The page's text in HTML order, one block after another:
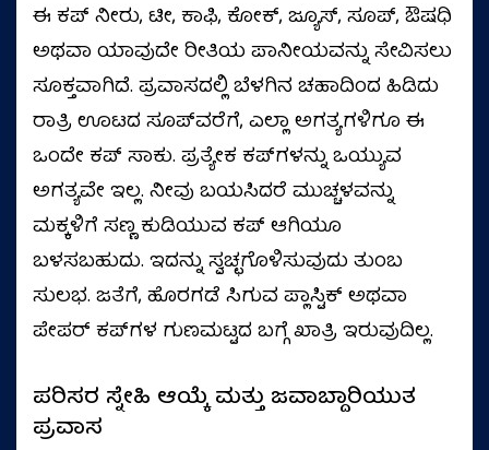
ಈ ಕಪ್ ನೀರು, ಟೀ, ಕಾಫಿ, ಕೋಕ್, ಜ್ಯೂಸ್, ಸೂಪ್, ಔಷಧಿ
ಅಥವಾ ಯಾವುದೇ ರೀತಿಯ ಪಾನೀಯವನ್ನು ಸೇವಿಸಲು
ಸೂಕ್ತವಾಗಿದೆ. ಪ್ರವಾಸದಲ್ಲಿ ಬೆಳಗಿನ ಚಹಾದಿಂದ ಹಿಡಿದು
ರಾತ್ರಿ ಊಟದ ಸೂಪ್‌ವರೆಗೆ, ಎಲ್ಲಾ ಅಗತ್ಯಗಳಿಗೂ ಈ
ಒಂದೇ ಕಪ್ ಸಾಕು. ಪ್ರತ್ಯೇಕ ಕಪ್‌ಗಳನ್ನು ಒಯ್ಯುವ
ಅಗತ್ಯವೇ ಇಲ್ಲ. ನೀವು ಬಯಸಿದರೆ ಮುಚ್ಚಳವನ್ನು
ಮಕ್ಕಳಿಗೆ ಸಣ್ಣ ಕುಡಿಯುವ ಕಪ್ ಆಗಿಯೂ
ಬಳಸಬಹುದು. ಇದನ್ನು ಸ್ವಚ್ಛಗೊಳಿಸುವುದು ತುಂಬ
ಸುಲಭ. ಜತೆಗೆ, ಹೊರಗಡೆ ಸಿಗುವ ಪ್ಲಾಸ್ಟಿಕ್ ಅಥವಾ
ಪೇಪರ್ ಕಪ್‌ಗಳ ಗುಣಮಟ್ಟದ ಬಗ್ಗೆ ಖಾತ್ರಿ ಇರುವುದಿಲ್ಲ.
ಪರಿಸರ ಸ್ನೇಹಿ ಆಯ್ಕೆ ಮತ್ತು ಜವಾಬ್ದಾರಿಯುತ
ಪ್ರವಾಸ